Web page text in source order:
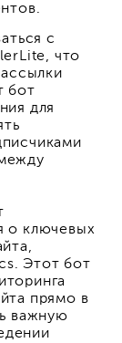
с
что
бот
для
о ключевых
Этот бот
прямо в
важную